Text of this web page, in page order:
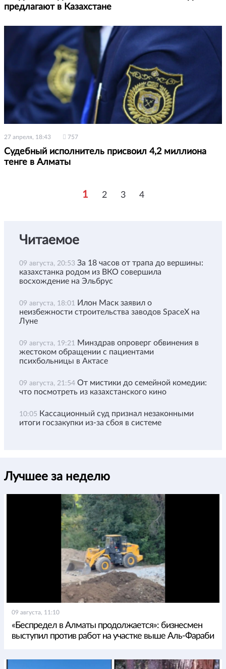
предлагают в Казахстане
27 апреля, 18:43 757
Судебный исполнитель присвоил 4,2 миллиона
тенге в Алматы
1 2 3 4
Читаемое
09 августа, 20:53 За 18 часов от трапа до вершины:
казахстанка родом из ВКО совершила
восхождение на Эльбрус
09 августа, 18:01
Илон Маск заявил о
неизбежности строительства заводов SpaceX на
Луне
09 августа, 19:21
Минздрав опроверг обвинения в
жестоком обращении с пациентами
психбольницы в Актасе
09 августа, 21:54 От мистики до семейной комедии:
что посмотреть из казахстанского кино
10:05 Кассационный суд признал незаконными
итоги госзакупки из-за сбоя в системе
Лучшее за неделю
09 августа, 11:10
«Беспредел в Алматы продолжается»: бизнесмен
выступил против работ на участке выше Аль-Фараби